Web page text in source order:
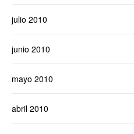
julio 2010
junio 2010
mayo 2010
abril 2010